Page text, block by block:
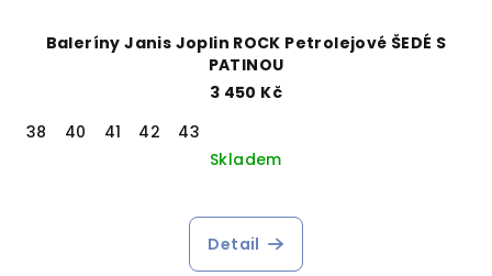
Baleríny Janis Joplin ROCK Petrolejové ŠEDÉ S
PATINOU
3 450 Kč
38
40 41 42
43
Skladem
Detail